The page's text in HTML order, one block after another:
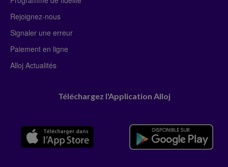
Rejoignez-nous
Signaler une erreur
Paiement en ligne
Alloj Actualités
Téléchargez l'Application Alloj